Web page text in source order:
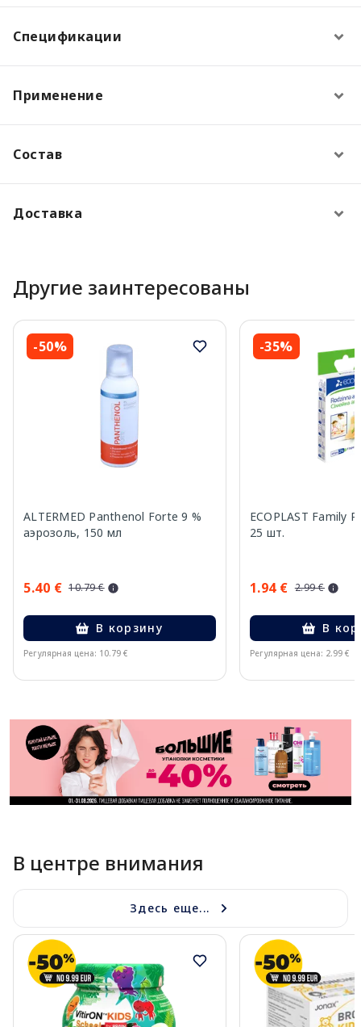
Спецификации
Применение
Состав
Доставка
Другие заинтересованы
-50%
ALTERMED Panthenol Forte 9 %
аэрозоль, 150 мл
5.40 € 10.79 €
В корзину
Регулярная цена: 10.79 €
-35%
ECOPLAST Family
25 шт.
1.94 € 2.99 €
В
Регулярная цена: 2.99 €
В центре внимания
Здесь еще...